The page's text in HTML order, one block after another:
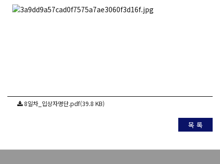
8일차_입상자명단.pdf(39.8 KB)
목 록